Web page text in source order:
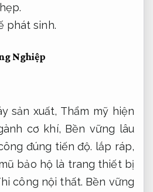
phát sinh.
Nghiệp
sản xuất, Thẩm mỹ hiện
cơ khí, Bền vững lâu
đúng tiến độ. lắp ráp,
bảo hộ là trang thiết bị
công nội thất. Bền vững